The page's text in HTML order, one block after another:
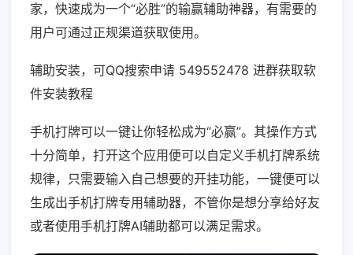
家，快速成为一个“必胜”的输赢辅助神器，有需要的
用户可通过正规渠道获取使用。
辅助安装，可QQ搜索申请 549552478 进群获取软
件安装教程
手机打牌可以一键让你轻松成为“必赢”。其操作方式
十分简单，打开这个应用便可以自定义手机打牌系统
规律，只需要输入自己想要的开挂功能，一键便可以
生成出手机打牌专用辅助器，不管你是想分享给好友
或者使用手机打牌AI辅助都可以满足需求。